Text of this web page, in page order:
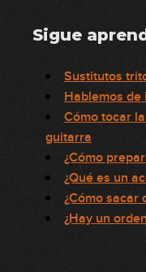
Sigue
Sustitutos
Hablemos de
Cómo tocar
guitarra
¿Cómo
¿Qué es un
¿Cómo sacar
¿Hay un